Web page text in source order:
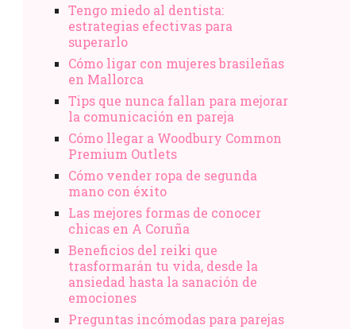
Tengo miedo al dentista:
estrategias efectivas para
superarlo
Cómo ligar con mujeres brasileñas
en Mallorca
Tips que nunca fallan para mejorar
la comunicación en pareja
Cómo llegar a Woodbury Common
Premium Outlets
Cómo vender ropa de segunda
mano​ con éxito
Las mejores formas de conocer
chicas en A Coruña
Beneficios del reiki que
trasformarán tu vida, desde la
ansiedad hasta la sanación de
emociones
Preguntas incómodas para parejas